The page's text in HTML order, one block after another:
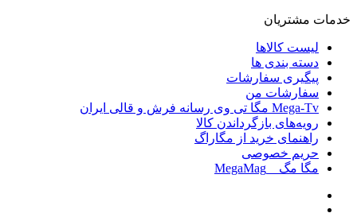
خدمات مشتریان
لیست کالاها
دسته بندی ها
پیگیری سفارشات
سفارشات من
Mega-Tv مگا تی وی رسانه فرش و قالی ایران
رویه‌های بازگرداندن کالا
راهنمای خرید از مگاراگ
حریم خصوصی
مگا مگ _ MegaMag